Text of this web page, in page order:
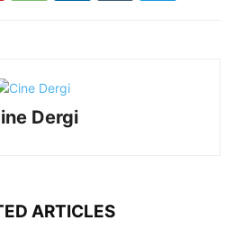
Dergi
ARTICLES